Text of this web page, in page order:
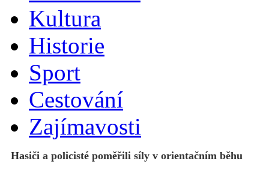
Kultura
Historie
Sport
Cestování
Zajímavosti
Hasiči a policisté poměřili síly v orientačním běhu